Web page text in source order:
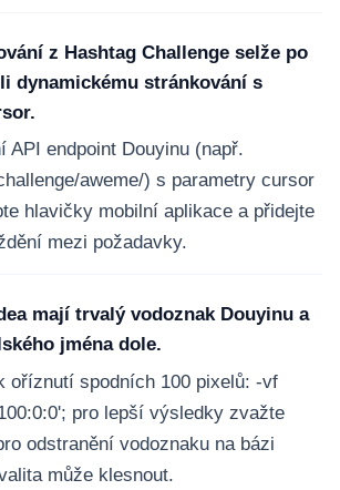
z Hashtag Challenge selže po
dynamickému stránkování s
API endpoint Douyinu (např.
aweme/) s parametry cursor
hlavičky mobilní aplikace a přidejte
mezi požadavky.
mají trvalý vodoznak Douyinu a
jména dole.
oříznutí spodních 100 pixelů: -vf
pro lepší výsledky zvažte
odstranění vodoznaku na bázi
může klesnout.